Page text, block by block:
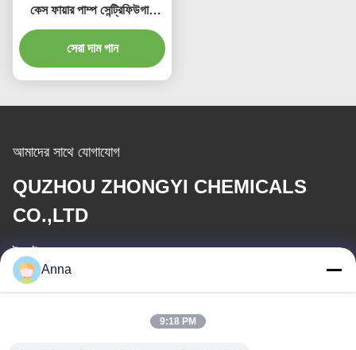
কেস ফায়ার পাম্প সেন্ট্রিফিউগাল
ফায়ার ওয়াটার পাম্প
সেরা দাম পান
আমাদের সাথে যোগাযোগ
QUZHOU ZHONGYI CHEMICALS
CO.,LTD
ই-মেইল
Anna
9:18 PM